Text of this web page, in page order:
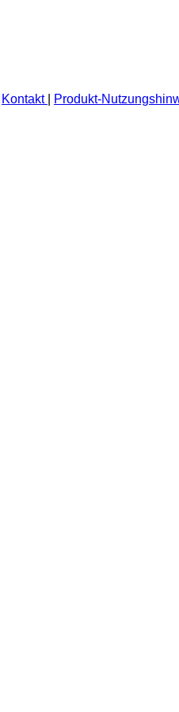
Kontakt Produkt-